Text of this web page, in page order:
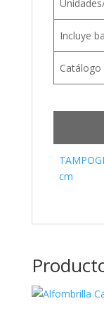
Incluye
Catálogo
cm